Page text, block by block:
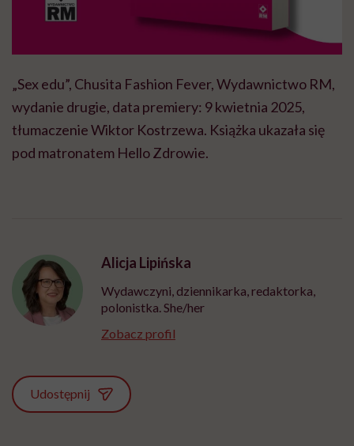
„Sex edu”, Chusita Fashion Fever, Wydawnictwo RM,
wydanie drugie, data premiery: 9 kwietnia 2025,
tłumaczenie Wiktor Kostrzewa. Książka ukazała się
pod matronatem Hello Zdrowie.
Alicja Lipińska
Wydawczyni, dziennikarka, redaktorka,
polonistka. She/her
Zobacz profil
Udostępnij